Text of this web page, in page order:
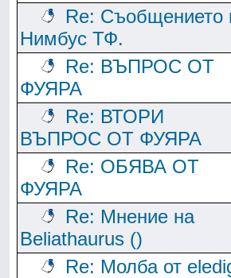
Re: Съобщението
Нимбус ТФ.
Re: ВЪПРОС ОТ
ФУЯРА
Re: ВТОРИ
ВЪПРОС ОТ ФУЯРА
Re: ОБЯВА ОТ
ФУЯРА
Re: Мнение на
Beliathaurus ()
Re: Молба от